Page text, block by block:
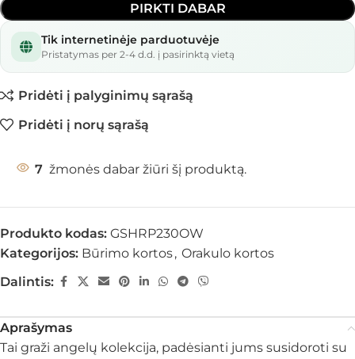
PIRKTI DABAR
Tik internetinėje parduotuvėje
Pristatymas per 2-4 d.d. į pasirinktą vietą
Pridėti į palyginimų sąrašą
Pridėti į norų sąrašą
7 žmonės dabar žiūri šį produktą.
Produkto kodas: GSHRP230OW
Kategorijos: Būrimo kortos, Orakulo kortos
Dalintis:
Aprašymas
Tai graži angelų kolekcija, padėsianti jums susidoroti su